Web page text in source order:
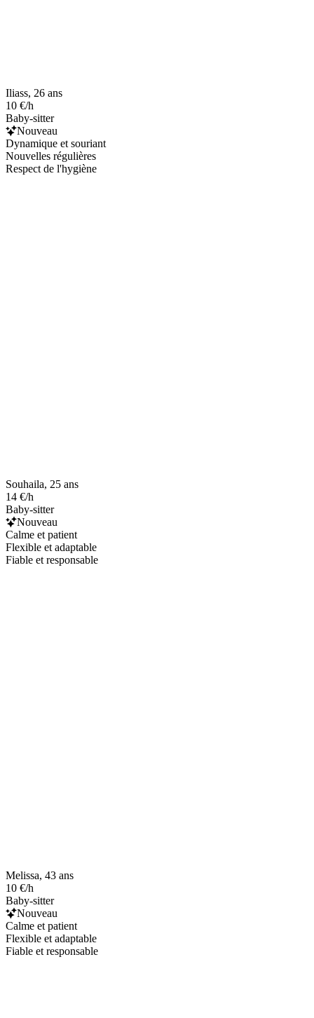
Iliass, 26 ans
10 €/h
Baby-sitter
Nouveau
Dynamique et souriant
Nouvelles régulières
Respect de l'hygiène
Souhaila, 25 ans
14 €/h
Baby-sitter
Nouveau
Calme et patient
Flexible et adaptable
Fiable et responsable
Melissa, 43 ans
10 €/h
Baby-sitter
Nouveau
Calme et patient
Flexible et adaptable
Fiable et responsable